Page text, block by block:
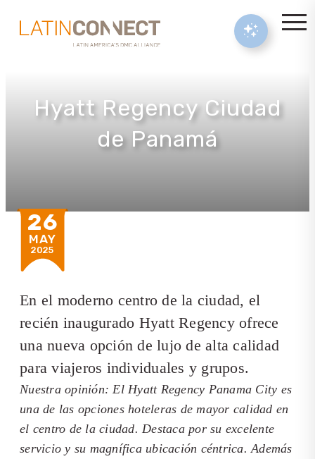
Hyatt Regency Ciudad
de Panamá
26
MAY
2025
En el moderno centro de la ciudad, el
recién inaugurado Hyatt Regency ofrece
una nueva opción de lujo de alta calidad
para viajeros individuales y grupos.
Nuestra opinión: El Hyatt Regency Panama City es
una de las opciones hoteleras de mayor calidad en
el centro de la ciudad. Destaca por su excelente
servicio y su magnífica ubicación céntrica. Además